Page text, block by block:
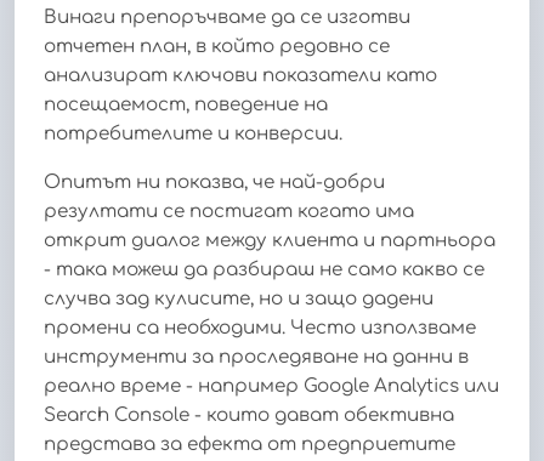
Винаги препоръчваме да се изготви
отчетен план, в който редовно се
анализират ключови показатели като
посещаемост, поведение на
потребителите и конверсии.
Опитът ни показва, че най-добри
резултати се постигат когато има
открит диалог между клиента и партньора
- така можеш да разбираш не само какво се
случва зад кулисите, но и защо дадени
промени са необходими. Често използваме
инструменти за проследяване на данни в
реално време - например Google Analytics или
Search Console - които дават обективна
представа за ефекта от предприетите